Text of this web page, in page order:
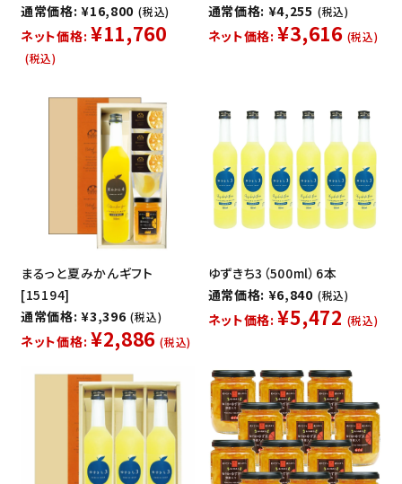
通常価格: ¥16,800 (税込)
ネット価格: ¥11,760
(税込)
通常価格: ¥4,255 (税込)
ネット価格: ¥3,616 (税込)
まるっと夏みかんギフト
[15194]
通常価格: ¥3,396 (税込)
ネット価格: ¥2,886 (税込)
ゆずきち3（500ml）6本
通常価格: ¥6,840 (税込)
ネット価格: ¥5,472 (税込)